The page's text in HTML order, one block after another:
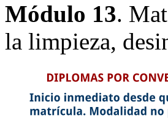
Módulo 13.
la limpieza,